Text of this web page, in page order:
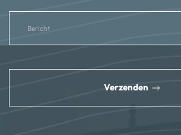
Verzenden